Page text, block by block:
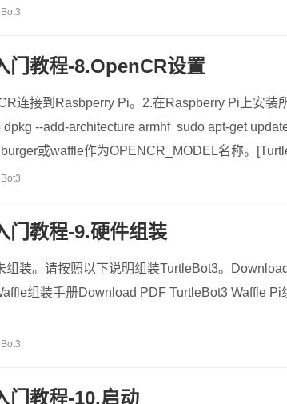
门教程-8.OpenCR设置
连接到Rasbperry Pi。2.在Raspberry Pi上安装
dpkg --add-architecture armhf sudo apt-get
或waffle作为OPENCR_MODEL名称。
门教程-9.硬件组装
组装。请按照以下说明组装TurtleBot3。
组装手册Download PDF TurtleBot3 Waffle
门教程-10.启动